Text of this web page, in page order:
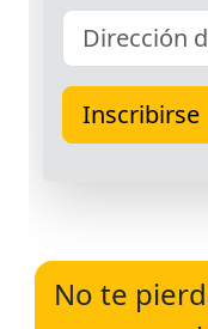
No te